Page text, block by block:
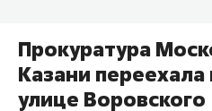
Прокуратура
Казани переехала
улице Воровского